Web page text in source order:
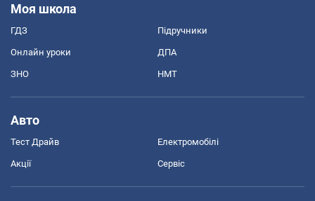
Моя школа
ГДЗ Підручники
Онлайн уроки ДПА
ЗНО НМТ
Авто
Тест Драйв Електромобілі
Акції Сервіс